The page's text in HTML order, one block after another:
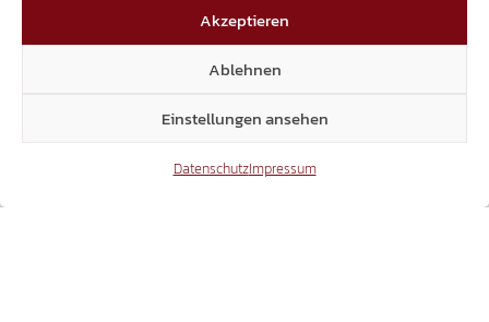
Akzeptieren
Ablehnen
Einstellungen ansehen
DatenschutzImpressum
Süd-Tiroler Landtages wurde kürzlich das
neue Sammelgesetz zum Bildungswesen
behandelt. Die Landtagsabgeordnete der
dabei klar für notwendige Veränderungen im
Schulwesen…